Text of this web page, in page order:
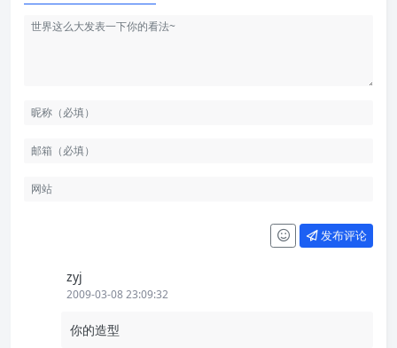
发布评论
zyj
2009-03-08 23:09:32
你的造型